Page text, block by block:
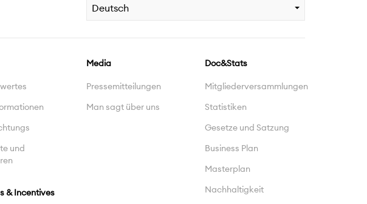
Deutsch
und
& Incentives
Media
Pressemitteilungen
Man sagt über uns
Doc&Stats
Mitgliederversammlungen
Statistiken
Gesetze und Satzung
Business Plan
Masterplan
Nachhaltigkeit